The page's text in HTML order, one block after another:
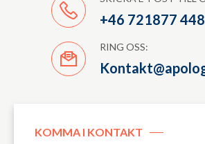
+46 721877 448
RING OSS:
KOMMA I KONTAKT